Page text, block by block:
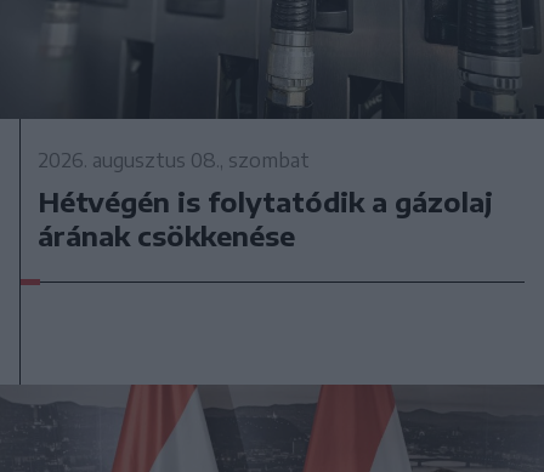
2026. augusztus 08., szombat
Hétvégén is folytatódik a gázolaj
árának csökkenése